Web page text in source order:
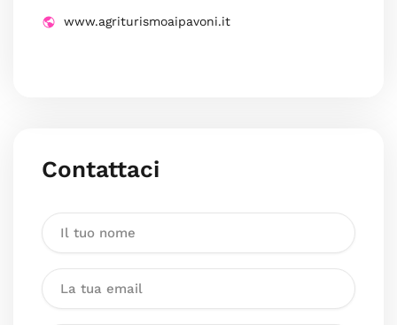
www.agriturismoaipavoni.it
Contattaci